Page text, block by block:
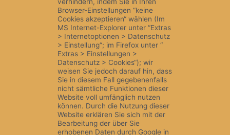
Browser-Einstellungen “keine
Cookies akzeptieren“ wählen (Im
MS Internet-Explorer unter “Extras
> Internetoptionen > Datenschutz
> Einstellung“; im Firefox unter “
Extras > Einstellungen >
Datenschutz > Cookies“); wir
weisen Sie jedoch darauf hin, dass
Sie in diesem Fall gegebenenfalls
nicht sämtliche Funktionen dieser
Website voll umfänglich nutzen
können. Durch die Nutzung dieser
Website erklären Sie sich mit der
Bearbeitung der über Sie
erhobenen Daten durch Google in